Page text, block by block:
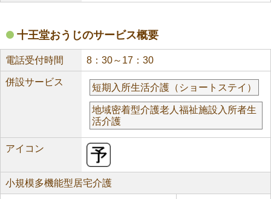
十王堂おうじのサービス概要
電話受付時間 8：30～17：30
併設サービス
短期入所生活介護（ショートステイ）
地域密着型介護老人福祉施設入所者生
活介護
アイコン
小規模多機能型居宅介護